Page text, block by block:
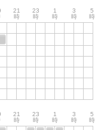
21
時
23
時
1
時
3
時
5
時
21
時
23
時
1
時
3
時
5
時